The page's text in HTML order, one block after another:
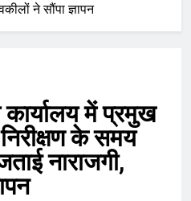
ने सौंपा ज्ञापन
में प्रमुख
के समय
नाराजगी,